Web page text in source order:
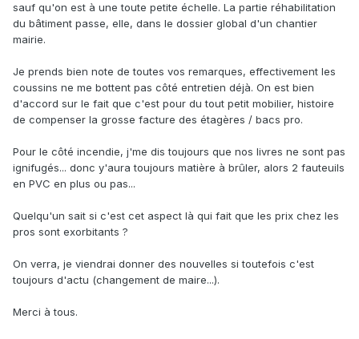
sauf qu'on est à une toute petite échelle. La partie réhabilitation
du bâtiment passe, elle, dans le dossier global d'un chantier
mairie.
Je prends bien note de toutes vos remarques, effectivement les
coussins ne me bottent pas côté entretien déjà. On est bien
d'accord sur le fait que c'est pour du tout petit mobilier, histoire
de compenser la grosse facture des étagères / bacs pro.
Pour le côté incendie, j'me dis toujours que nos livres ne sont pas
ignifugés... donc y'aura toujours matière à brûler, alors 2 fauteuils
en PVC en plus ou pas...
Quelqu'un sait si c'est cet aspect là qui fait que les prix chez les
pros sont exorbitants ?
On verra, je viendrai donner des nouvelles si toutefois c'est
toujours d'actu (changement de maire...).
Merci à tous.